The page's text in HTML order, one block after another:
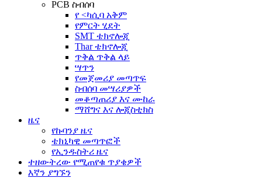
PCB ስብሰባ
የ <ካሲባ አቅም
የምርት ሂደት
SMT ቴክኖሎጂ
Thar ቴክኖሎጂ
ጥቅል ጥቅል ላይ
ሣጥን
የመጀመሪያ መጣጥፍ
ስብሰባ መሣሪያዎች
መቆጣጠሪያ እና ሙከራ
ማሸግና እና ሎጂስቲክስ
ዜና
የኩባንያ ዜና
ቴክኒካዊ መጣጥፎች
የኢንዱስትሪ ዜና
ተዘውትረው የሚጠየቁ ጥያቄዎች
እኛን ያግኙን